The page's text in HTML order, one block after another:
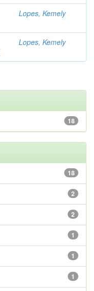
Lopes, Kemely
Lopes, Kemely
18
18
2
2
1
1
1